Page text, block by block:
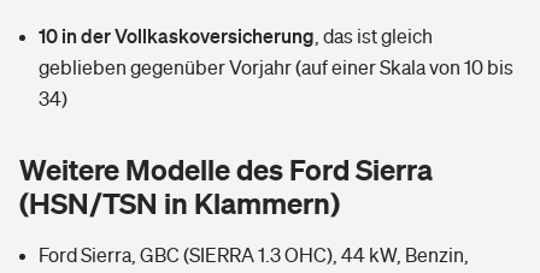
Tools
Hochwasser-Check: Wie gefährdet ist Ihr Haus?
Handyversicherung
Private Cyberversicherung
Wer versichert was: Jetzt Versicherer finden
Rentenrechner: Wie viel Geld bekomme ich im Alter?
10 in der Vollkaskoversicherung das ist gleich
geblieben gegenüber Vorjahr (auf einer Skala von 10 bis
34)
Weitere Modelle des Ford Sierra
(HSN/TSN in Klammern)
Ford Sierra, GBC (SIERRA 1.3 OHC), 44 kW, Benzin,